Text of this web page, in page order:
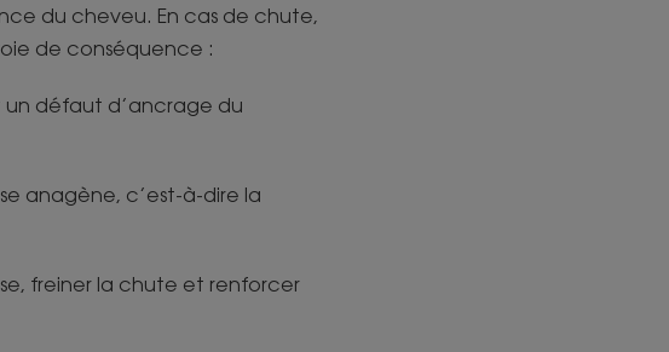
du cheveu. En cas de chute,
de conséquence :
défaut d’ancrage du
anagène, c’est-à-dire la
freiner la chute et renforcer